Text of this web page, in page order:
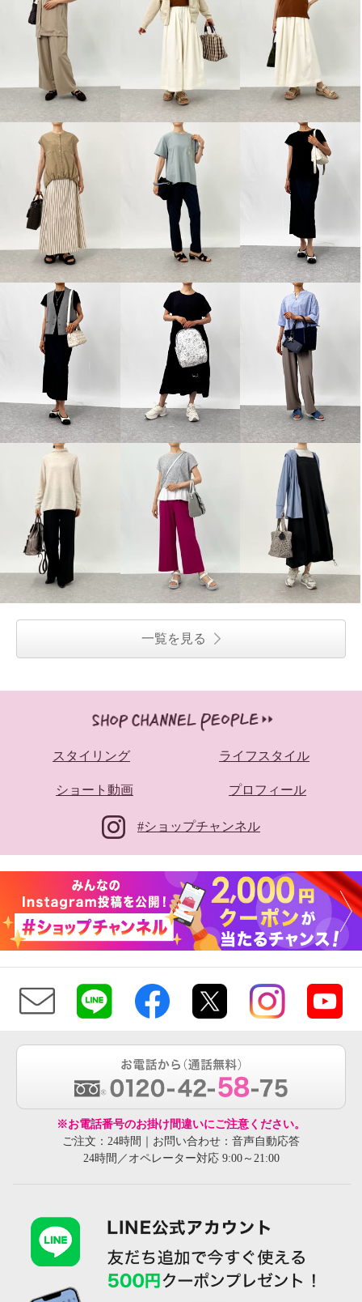
ニカル パデットミュールサンダ
アイボリー Ｍ
一覧を見る
スタイリング ライフスタイル
ショート動画 プロフィール
#ショップチャンネル
※お電話番号のお掛け間違いにご注意ください。
ご注文：24時間｜お問い合わせ：音声自動応答
24時間／オペレーター対応 9:00～21:00